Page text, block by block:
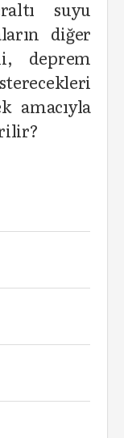
suyu
diğer
deprem
amacıyla